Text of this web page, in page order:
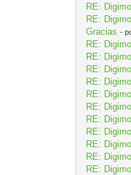
RE:
RE:
Gracias -
RE:
RE:
RE:
RE:
RE:
RE:
RE:
RE:
RE:
RE:
RE: